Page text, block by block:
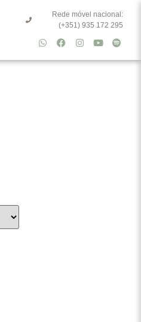
Rede móvel nacional:
(+351) 935 172 295